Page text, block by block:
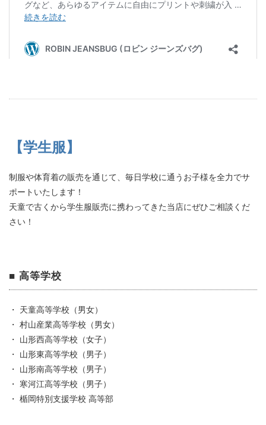
【学生服】
制服や体育着の販売を通じて、毎日学校に通うお子様を全力でサ
ポートいたします！
天童で古くから学生服販売に携わってきた当店にぜひご相談くだ
さい！
■ 高等学校
・ 天童高等学校（男女）
・ 村山産業高等学校（男女）
・ 山形西高等学校（女子）
・ 山形東高等学校（男子）
・ 山形南高等学校（男子）
・ 寒河江高等学校（男子）
・ 楯岡特別支援学校 高等部